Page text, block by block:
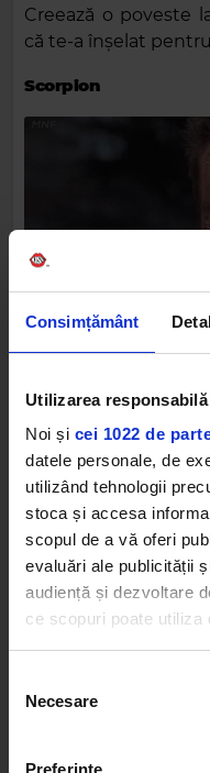
Consimțământ
Utilizarea
Noi și cei 1022 de
datele personale, de
utilizând tehnologii
stoca și accesa
scopul de a vă oferi
evaluări ale publicității
audiență și dezvoltare
ce scopuri poate utiliza
Să colectăm
Să vă
consimțământului
Necesare
Preferinţe
Creează o poveste
că te-a înșelat
Scorpion
Recunoaște tot apoi
niciodată pentru că
Sagetător